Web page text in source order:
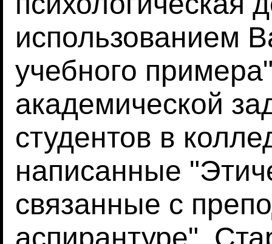
использованием
учебного
академической
студентов в
написанные
связанные с
аспирантуре".